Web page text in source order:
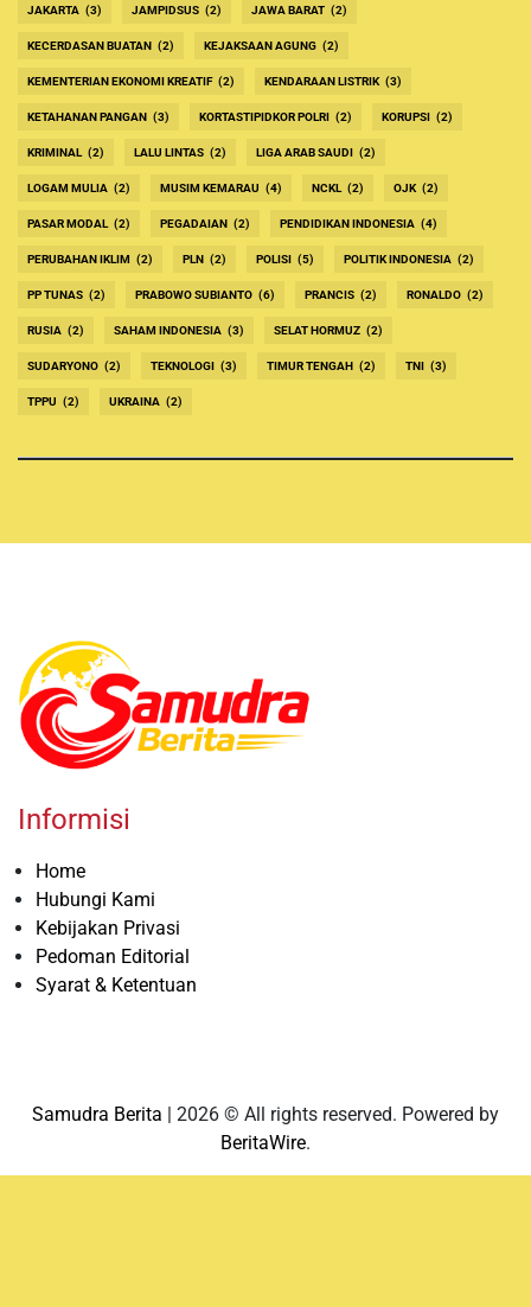
JAKARTA (3) JAMPIDSUS (2) JAWA BARAT (2)
KECERDASAN BUATAN (2) KEJAKSAAN AGUNG (2)
KEMENTERIAN EKONOMI KREATIF (2) KENDARAAN LISTRIK (3)
KETAHANAN PANGAN (3) KORTASTIPIDKOR POLRI (2) KORUPSI (2)
KRIMINAL (2) LALU LINTAS (2) LIGA ARAB SAUDI (2)
LOGAM MULIA (2) MUSIM KEMARAU (4) NCKL (2) OJK (2)
PASAR MODAL (2) PEGADAIAN (2) PENDIDIKAN INDONESIA (4)
PERUBAHAN IKLIM (2) PLN (2) POLISI (5) POLITIK INDONESIA (2)
PP TUNAS (2) PRABOWO SUBIANTO (6) PRANCIS (2) RONALDO (2)
RUSIA (2) SAHAM INDONESIA (3) SELAT HORMUZ (2)
SUDARYONO (2) TEKNOLOGI (3) TIMUR TENGAH (2) TNI (3)
TPPU (2) UKRAINA (2)
Informisi
Home
Hubungi Kami
Kebijakan Privasi
Pedoman Editorial
Syarat & Ketentuan
Samudra Berita | 2026 © All rights reserved. Powered by
BeritaWire.